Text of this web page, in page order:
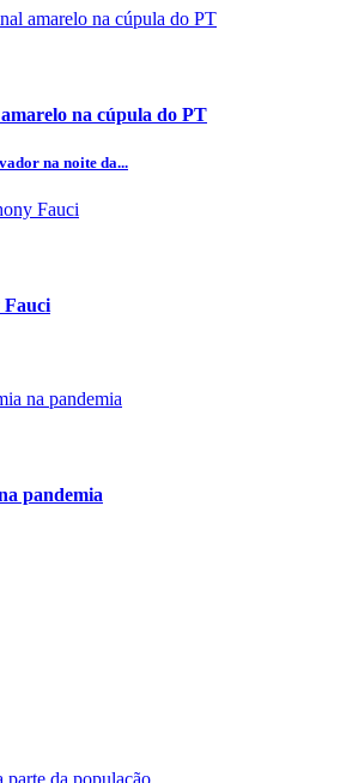
na cúpula do PT
na noite da...
Fauci
pandemia